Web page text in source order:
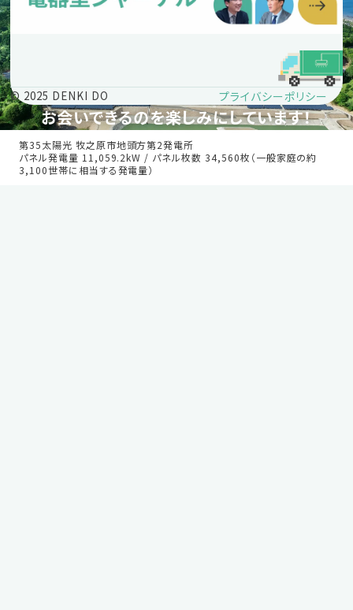
© 2025 DENKI DO プライバシーポリシー
お会いできるのを楽しみにしています！
第35太陽光 牧之原市地頭方第2発電所
パネル発電量 11,059.2kW / パネル枚数 34,560枚（一般家庭の約
3,100世帯に相当する発電量）